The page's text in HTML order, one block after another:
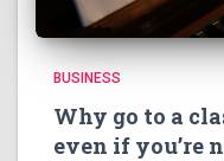
BUSINESS
Why go to a
even if you’re